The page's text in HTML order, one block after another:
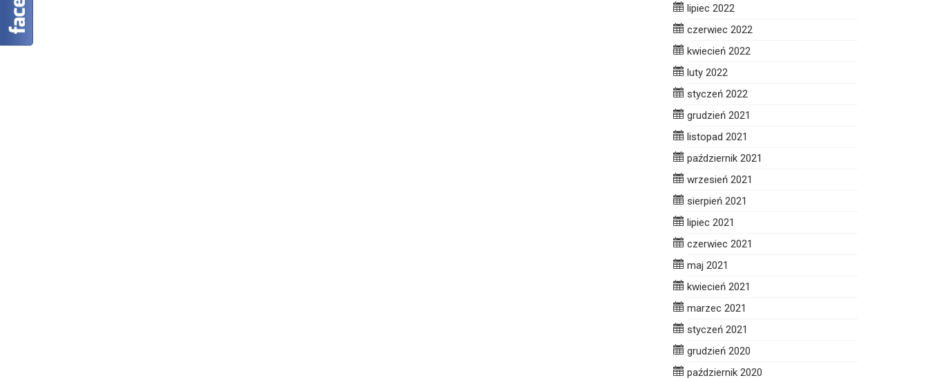
lipiec 2022
czerwiec 2022
kwiecień 2022
luty 2022
styczeń 2022
grudzień 2021
listopad 2021
październik 2021
wrzesień 2021
sierpień 2021
lipiec 2021
czerwiec 2021
maj 2021
kwiecień 2021
marzec 2021
styczeń 2021
grudzień 2020
październik 2020